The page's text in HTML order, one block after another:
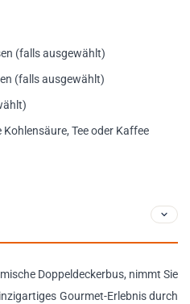
(falls ausgewählt)
(falls ausgewählt)
Tee oder Kaffee
Doppeldeckerbus, nimmt Sie
Gourmet-Erlebnis durch